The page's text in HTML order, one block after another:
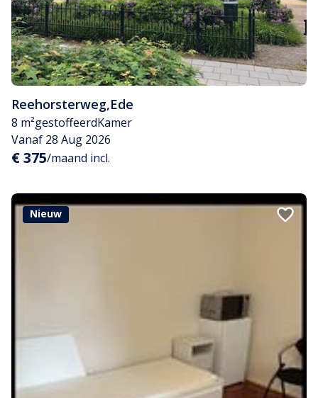
Reehorsterweg,Ede
8 m²gestoffeerdKamer
Vanaf 28 Aug 2026
€ 375/maand incl.
Nieuw